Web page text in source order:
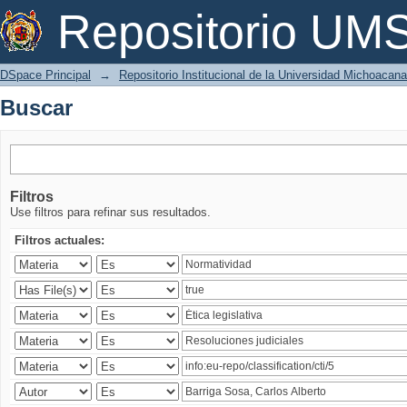
Repositorio
Buscar
DSpace Principal → Repositorio Institucional de la Universidad
Buscar
Filtros
Use filtros para refinar sus resultados.
Filtros actuales: